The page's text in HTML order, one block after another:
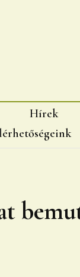
Hírek